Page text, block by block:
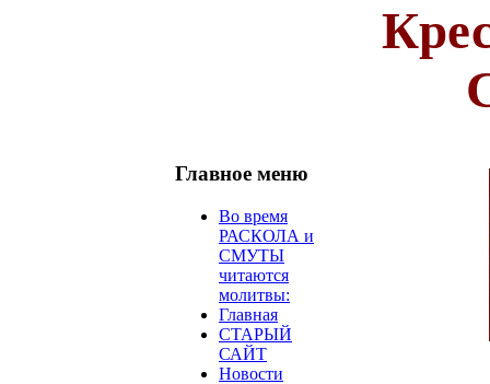
Главное меню
Во время
РАСКОЛА и
СМУТЫ
читаются
молитвы:
Главная
СТАРЫЙ
САЙТ
Новости